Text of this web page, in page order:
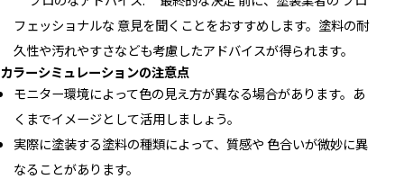
フェッショナルな 意見を聞くことをおすすめします。塗料の耐
久性や汚れやすさなども考慮したアドバイスが得られます。
カラーシミュレーションの注意点
モニター環境によって色の見え方が異なる場合があります。あ
くまでイメージとして活用しましょう。
実際に塗装する塗料の種類によって、質感や 色合いが微妙に異
なることがあります。